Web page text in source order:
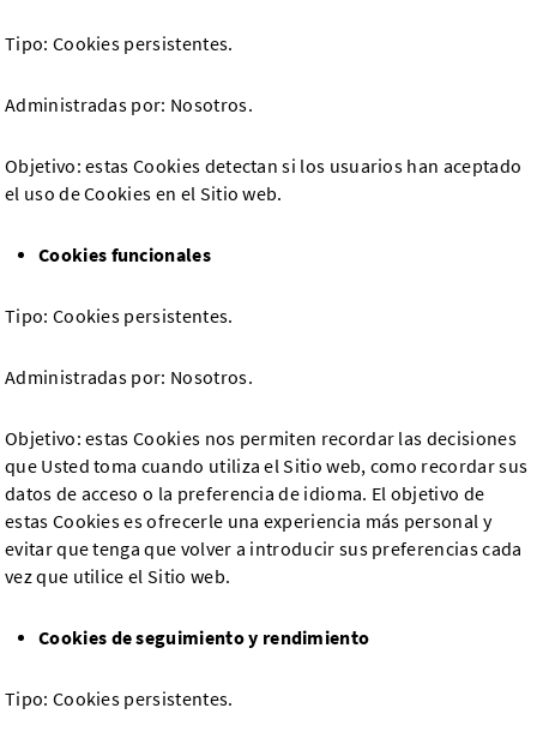
Tipo: Cookies persistentes.
Administradas por: Nosotros.
Objetivo: estas Cookies detectan si los usuarios han aceptado
el uso de Cookies en el Sitio web.
Cookies funcionales
Tipo: Cookies persistentes.
Administradas por: Nosotros.
Objetivo: estas Cookies nos permiten recordar las decisiones
que Usted toma cuando utiliza el Sitio web, como recordar sus
datos de acceso o la preferencia de idioma. El objetivo de
estas Cookies es ofrecerle una experiencia más personal y
evitar que tenga que volver a introducir sus preferencias cada
vez que utilice el Sitio web.
Cookies de seguimiento y rendimiento
Tipo: Cookies persistentes.